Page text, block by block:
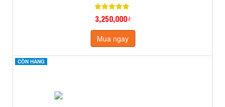
3,250,000₫
Mua ngay
CÒN HÀNG
CÒN HÀNG